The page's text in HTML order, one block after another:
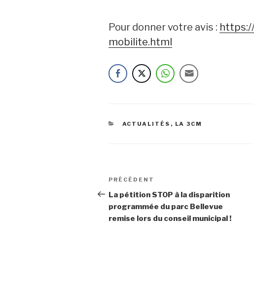
Pour donner votre avis :
mobilite.html
CATÉGORIES
ACTUALITÉS , LA 3CM
Navigation
de
l’article
Article
précédent
PRÉCÉDENT
La pétition STOP à la disparition
programmée du parc Bellevue
remise lors du conseil municipal !